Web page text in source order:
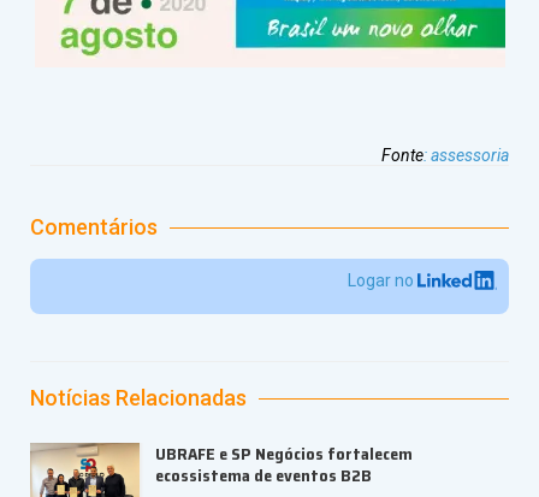
Fonte:assessoria
Comentários
Logar no
Notícias Relacionadas
UBRAFE e SP Negócios fortalecem
ecossistema de eventos B2B